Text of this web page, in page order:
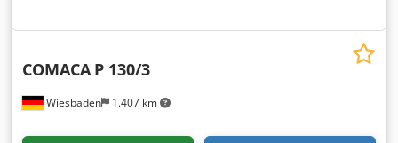
Wiesbaden 1.407 km
COMACA P 130/3